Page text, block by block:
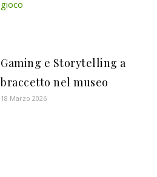
Gaming e Storytelling a
braccetto nel museo
18 Marzo 2026